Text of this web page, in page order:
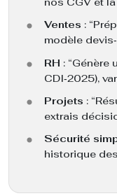
Ventes :
modèle
RH : “Génère
CDI‑2025),
Projets :
extrais
Sécurité
historique